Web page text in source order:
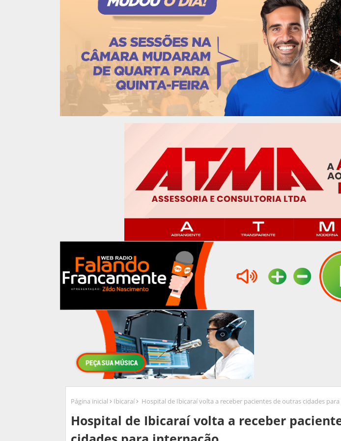
Página inicial Ibicaraí Hospital de Ibicaraí volta a receber pacientes de outras cidades
Hospital de Ibicaraí volta a receber